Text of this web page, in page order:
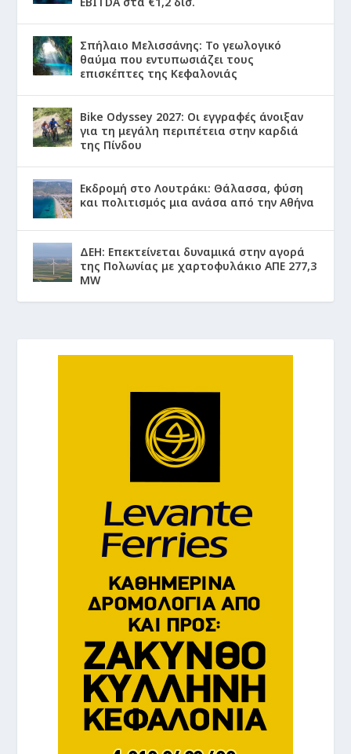
Σπήλαιο Μελισσάνης: Το γεωλογικό
θαύμα που εντυπωσιάζει τους
επισκέπτες της Κεφαλονιάς
Bike Odyssey 2027: Οι εγγραφές άνοιξαν
για τη μεγάλη περιπέτεια στην καρδιά
της Πίνδου
Εκδρομή στο Λουτράκι: Θάλασσα, φύση
και πολιτισμός μια ανάσα από την Αθήνα
ΔΕΗ: Επεκτείνεται δυναμικά στην αγορά
της Πολωνίας με χαρτοφυλάκιο ΑΠΕ 277,3
MW